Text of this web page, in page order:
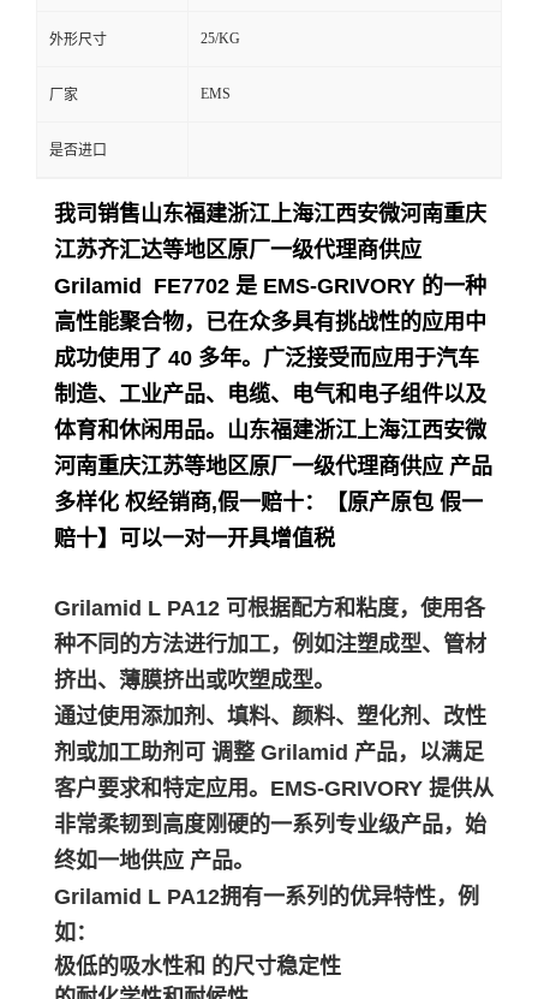
言
外形尺寸 25/KG
厂家 EMS
是否进口
我司销售山东福建浙江上海江西安微河南重庆
江苏齐汇达等地区原厂一级代理商供应
Grilamid FE7702 是 EMS-GRIVORY 的一种
高性能聚合物，已在众多具有挑战性的应用中
成功使用了 40 多年。 广泛接受而应用于汽车
制造、工业产品、电缆、电气和电子组件以及
体育和休闲用品。 山东福建浙江上海江西安微
河南重庆江苏等地区原厂一级代理商供应 产品
多样化 权经销商,假一赔十：【原产原包 假一
赔十】可以一对一开具增值税
Grilamid L PA12 可根据配方和粘度，使用各
种不同的方法进行加工，例如注塑成型、管材
挤出、薄膜挤出或吹塑成型。
通过使用添加剂、填料、颜料、塑化剂、改性
剂或加工助剂可 调整 Grilamid 产品，以满足
客户要求和特定应用。EMS-GRIVORY 提供从
非常柔韧到高度刚硬的一系列专业级产品，始
终如一地供应 产品。
Grilamid L PA12拥有一系列的优异特性，例
如：
极低的吸水性和 的尺寸稳定性